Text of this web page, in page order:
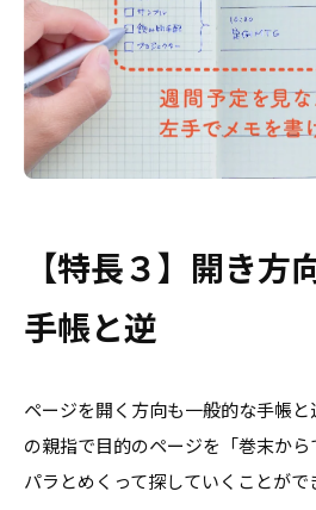
【特長３】開き方
手帳と逆
ページを開く方向も一般的な手帳
の親指で目的のページを「巻末か
パラとめくって探していくことがで